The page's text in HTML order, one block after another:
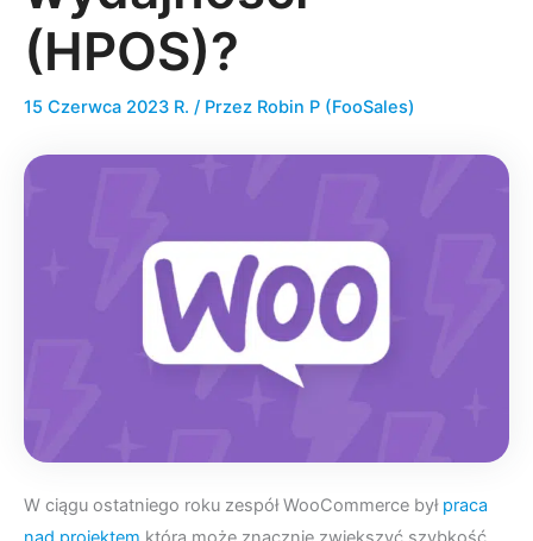
(HPOS)?
15 Czerwca 2023 R. / Przez Robin P (FooSales)
W ciągu ostatniego roku zespół WooCommerce był praca